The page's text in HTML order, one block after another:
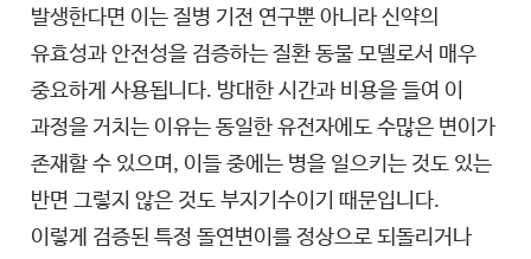
발생한다면 이는 질병 기전 연구뿐 아니라 신약의
유효성과 안전성을 검증하는 질환 동물 모델로서 매우
중요하게 사용됩니다. 방대한 시간과 비용을 들여 이
과정을 거치는 이유는 동일한 유전자에도 수많은 변이가
존재할 수 있으며, 이들 중에는 병을 일으키는 것도 있는
반면 그렇지 않은 것도 부지기수이기 때문입니다.
이렇게 검증된 특정 돌연변이를 정상으로 되돌리거나